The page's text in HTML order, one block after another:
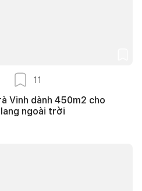
11
Vinh dành 450m2 cho
lang ngoài trời